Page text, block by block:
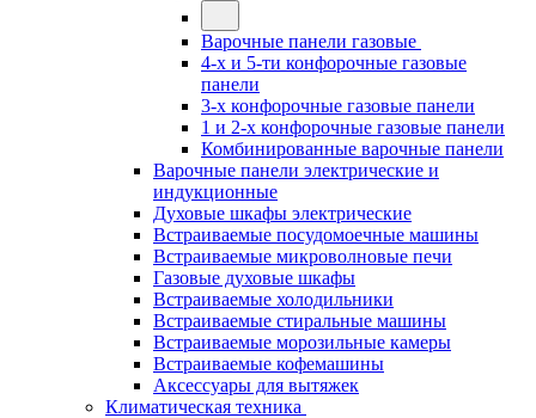
Варочные панели газовые
4-х и 5-ти конфорочные газовые
панели
3-х конфорочные газовые панели
1 и 2-х конфорочные газовые панели
Комбинированные варочные панели
Варочные панели электрические и
индукционные
Духовые шкафы электрические
Встраиваемые посудомоечные машины
Встраиваемые микроволновые печи
Газовые духовые шкафы
Встраиваемые холодильники
Встраиваемые стиральные машины
Встраиваемые морозильные камеры
Встраиваемые кофемашины
Аксессуары для вытяжек
Климатическая техника